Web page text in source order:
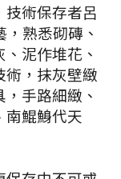
技術保存者呂
熟悉砌磚、
泥作堆花、
術，抹灰壁緻
手路細緻、
南鯤鯓代天